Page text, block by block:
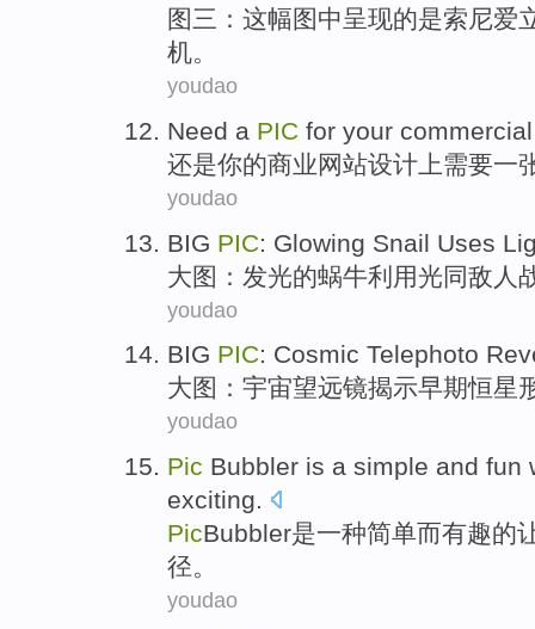
图三： 这幅图中呈现的是索尼爱
机。
youdao
Need a PIC for your commercial
还是你的商业网站设计上需要一
youdao
BIG PIC: Glowing Snail Uses
大图 ： 发光的蜗牛利用光同敌人
youdao
BIG PIC: Cosmic Telephoto
大图 ： 宇宙望远镜揭示早期恒星
youdao
Pic Bubbler is a simple and fun
exciting.
PicBubbler是一种简单而有趣的
径。
youdao